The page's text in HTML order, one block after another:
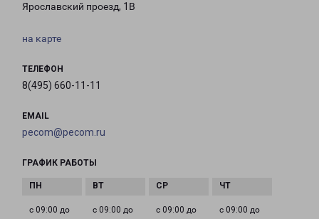
Ярославский проезд, 1В
на карте
ТЕЛЕФОН
8(495) 660-11-11
EMAIL
pecom@pecom.ru
ГРАФИК РАБОТЫ
с 09:00 до
с 09:00 до
с 09:00 до
с 09:00 до